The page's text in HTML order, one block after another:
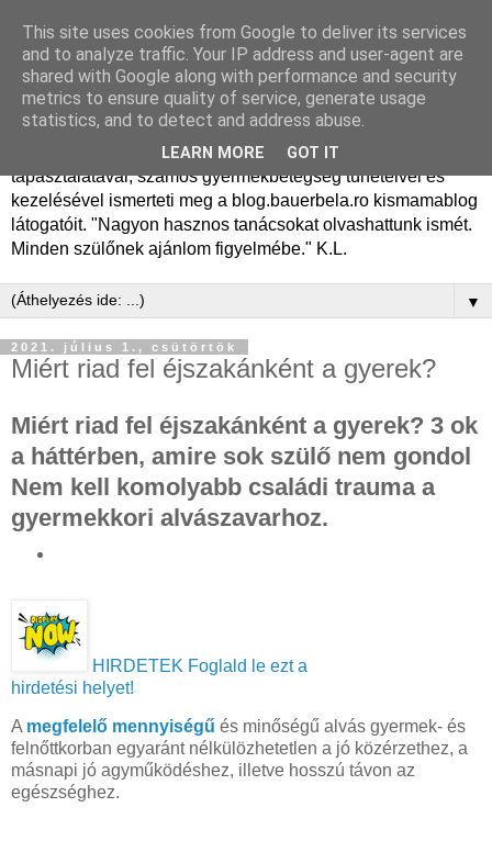
Dr. Bauer Béla Ph.D.
gyermekgyógyász
Dr. Bauer Béla Ph.D. gyermekgyógyász főorvos, 50 éves
tapasztalatával, számos gyermekbetegség tüneteivel és
kezelésével ismerteti meg a blog.bauerbela.ro kismamablog
látogatóit. "Nagyon hasznos tanácsokat olvashattunk ismét.
Minden szülőnek ajánlom figyelmébe." K.L.
▼
2021. július 1., csütörtök
Miért riad fel éjszakánként a gyerek?
Miért riad fel éjszakánként a gyerek? 3 ok
a háttérben, amire sok szülő nem gondol
Nem kell komolyabb családi trauma a
gyermekkori alvászavarhoz.
HIRDETEK Foglald le ezt a
hirdetési helyet!
A megfelelő mennyiségű és minőségű alvás gyermek- és
felnőttkorban egyaránt nélkülözhetetlen a jó közérzethez, a
másnapi jó agyműködéshez, illetve hosszú távon az
egészséghez.
This site uses cookies from Google to deliver its services
and to analyze traffic. Your IP address and user-agent are
shared with Google along with performance and security
metrics to ensure quality of service, generate usage
statistics, and to detect and address abuse.
LEARN MORE GOT IT